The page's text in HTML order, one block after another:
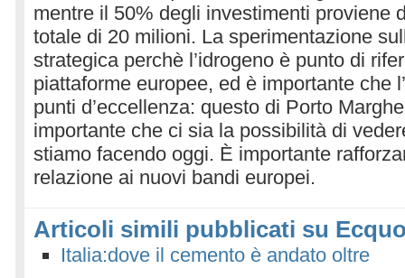
mentre il 50% degli investimenti proviene
totale di 20 milioni. La sperimentazione
strategica perchè l’idrogeno è punto di
piattaforme europee, ed è importante che
punti d’eccellenza: questo di Porto
importante che ci sia la possibilità di
stiamo facendo oggi. È importante
relazione ai nuovi bandi europei.
Articoli simili pubblicati su
Italia:dove il cemento è andato oltre